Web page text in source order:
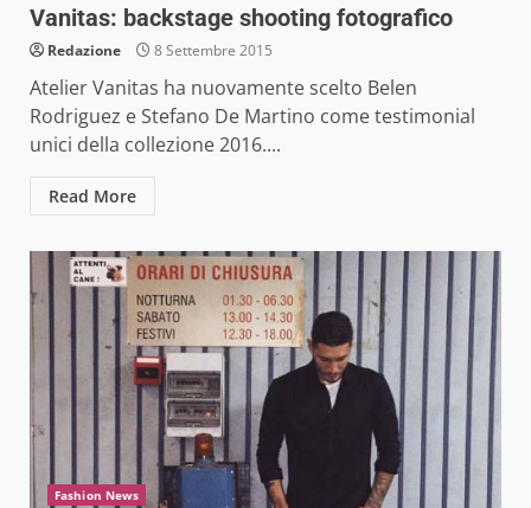
Vanitas: backstage shooting fotografico
Redazione 8 Settembre 2015
Atelier Vanitas ha nuovamente scelto Belen
Rodriguez e Stefano De Martino come testimonial
unici della collezione 2016....
Read More
Fashion News